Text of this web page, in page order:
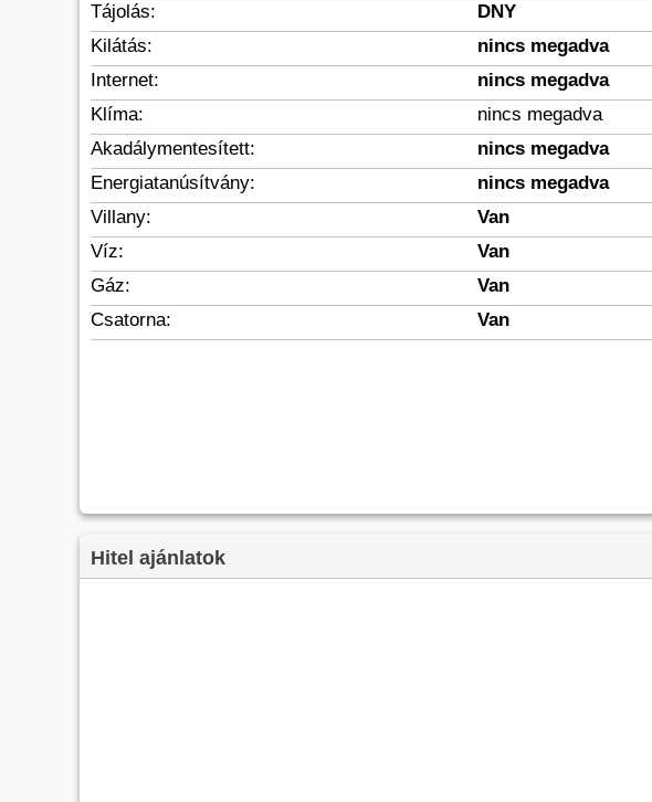
Tájolás:
DNY
Kilátás:
nincs megadva
Internet:
nincs megadva
Klíma:
nincs megadva
Akadálymentesített:
nincs megadva
Energiatanúsítvány:
nincs megadva
Villany:
Van
Víz:
Van
Gáz:
Van
Csatorna:
Van
Hitel ajánlatok